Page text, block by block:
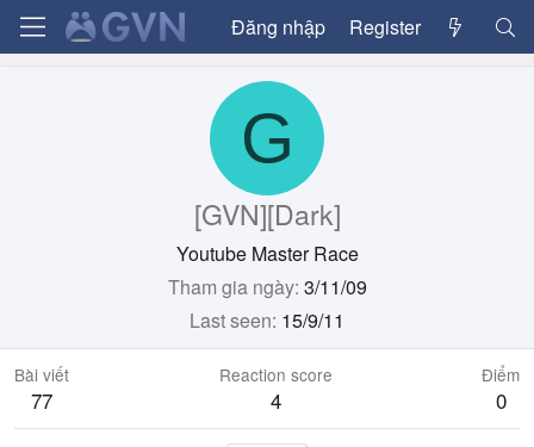
Đăng nhập Register
G
[GVN][Dark]
Youtube Master Race
Tham gia ngày 3/11/09
Last seen 15/9/11
Bài viết
77
Reaction score
4
Điểm
0